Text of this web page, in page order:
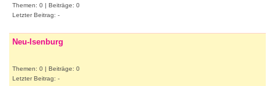
Themen: 0 | Beiträge: 0
Letzter Beitrag: -
Neu-Isenburg
Themen: 0 | Beiträge: 0
Letzter Beitrag: -